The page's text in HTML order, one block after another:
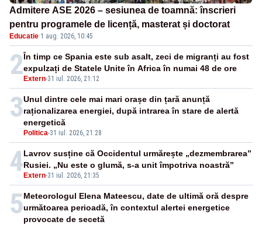
Admitere ASE 2026 – sesiunea de toamnă: înscrieri
pentru programele de licență, masterat și doctorat
Educatie·1 aug. 2026, 10:45
2 Extern-31 iul. 2026, 21:12
În timp ce Spania este sub asalt, zeci de migranți au fost
expulzați de Statele Unite în Africa în numai 48 de ore
3
Politica-31 iul. 2026, 21:28
Unul dintre cele mai mari orașe din țară anunță
raționalizarea energiei, după intrarea în stare de alertă
energetică
4 Extern-31 iul. 2026, 21:35
Lavrov susține că Occidentul urmărește „dezmembrarea”
Rusiei. „Nu este o glumă, s-a unit împotriva noastră”
5Meteorologul Elena Mateescu, date de ultimă oră despre
următoarea perioadă, în contextul alertei energetice
provocate de secetă